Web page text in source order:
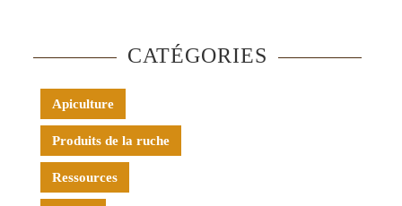
CATÉGORIES
Apiculture
Produits de la ruche
Ressources